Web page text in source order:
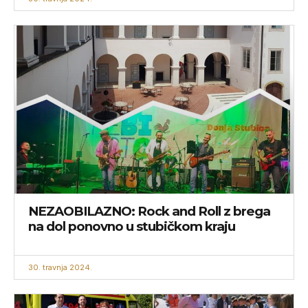
NEZAOBILAZNO: Rock and Roll z brega
na dol ponovno u stubičkom kraju
30. travnja 2024.